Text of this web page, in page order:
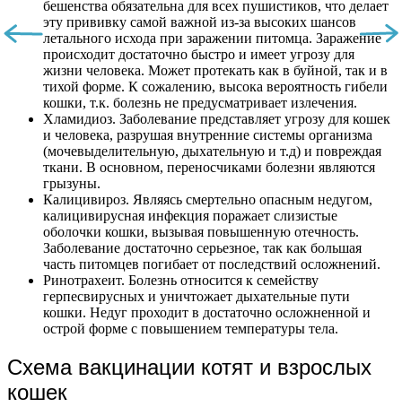
бешенства обязательна для всех пушистиков, что делает
эту прививку самой важной из-за высоких шансов
летального исхода при заражении питомца. Заражение
происходит достаточно быстро и имеет угрозу для
жизни человека. Может протекать как в буйной, так и в
тихой форме. К сожалению, высока вероятность гибели
кошки, т.к. болезнь не предусматривает излечения.
Хламидиоз. Заболевание представляет угрозу для кошек
и человека, разрушая внутренние системы организма
(мочевыделительную, дыхательную и т.д) и повреждая
ткани. В основном, переносчиками болезни являются
грызуны.
Калицивироз. Являясь смертельно опасным недугом,
калицивирусная инфекция поражает слизистые
оболочки кошки, вызывая повышенную отечность.
Заболевание достаточно серьезное, так как большая
часть питомцев погибает от последствий осложнений.
Ринотрахеит. Болезнь относится к семейству
герпесвирусных и уничтожает дыхательные пути
кошки. Недуг проходит в достаточно осложненной и
острой форме с повышением температуры тела.
Схема вакцинации котят и взрослых
кошек